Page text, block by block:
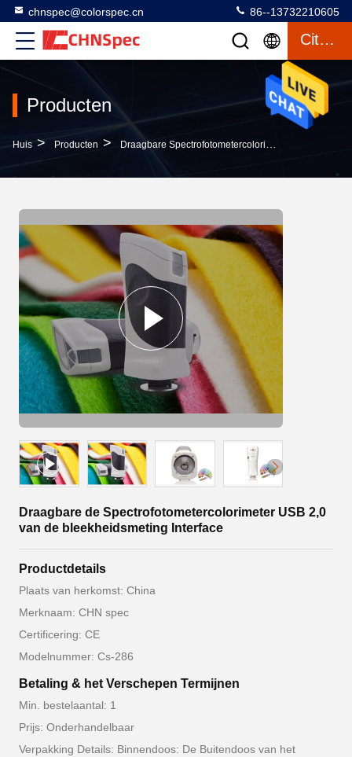
chnspec@colorspec.cn 86--13732210605
Citaat
Producten
Huis > Producten > Draagbare Spectrofotometercolorimeter
Draagbare de Spectrofotometercolorimeter USB 2,0
van de bleekheidsmeting Interface
Productdetails
Plaats van herkomst: China
Merknaam: CHN spec
Certificering: CE
Modelnummer: Cs-286
Betaling & het Verschepen Termijnen
Min. bestelaantal: 1
Prijs: Onderhandelbaar
Verpakking Details: Binnendoos: De Buitendoos van het